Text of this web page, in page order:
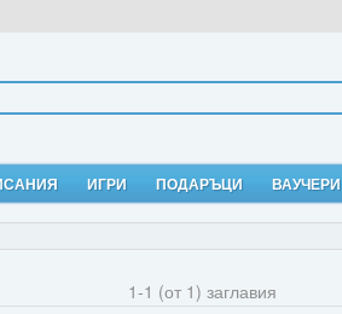
ИГРИ ПОДАРЪЦИ ВАУЧЕРИ
1-1 (от 1) заглавия